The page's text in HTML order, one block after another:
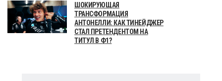
ШОКИРУЮЩАЯ
ТРАНСФОРМАЦИЯ
АНТОНЕЛЛИ: КАК ТИНЕЙДЖЕР
СТАЛ ПРЕТЕНДЕНТОМ НА
ТИТУЛ В Ф1?